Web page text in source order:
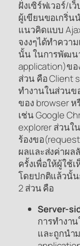
ฝั่งเซิร์ฟเวอร์/เ
ผู้เขียนขอเกริ่น
แนวคิดแบบ
จงงๆได้ทำควา
นั้น ในการพัฒน
application)ขอ
ส่วน คือClient
ทำงานในส่วนข
ของ browser
เช่น Google
explorer ส่วนใ
ร้องขอ
ผลและส่งค่าผล
ครั้งเพื่อให้ผู้ใช้
โดยปกติแล้วนั้
2 ส่วน คือ
Server-
การทำงา
และถูกนำ